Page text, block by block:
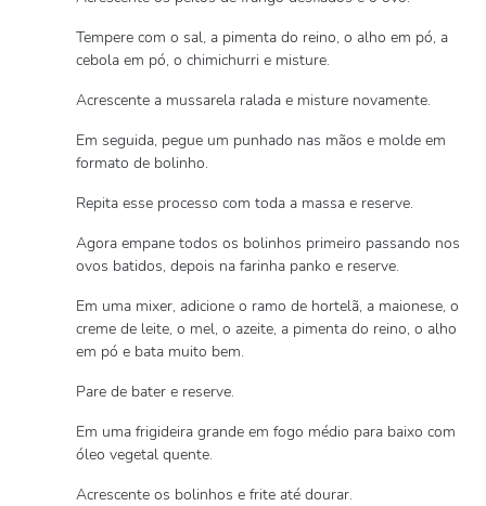
Tempere com o sal, a pimenta do reino, o alho em pó, a
cebola em pó, o chimichurri e misture.
Acrescente a mussarela ralada e misture novamente.
Em seguida, pegue um punhado nas mãos e molde em
formato de bolinho.
Repita esse processo com toda a massa e reserve.
Agora empane todos os bolinhos primeiro passando nos
ovos batidos, depois na farinha panko e reserve.
Em uma mixer, adicione o ramo de hortelã, a maionese, o
creme de leite, o mel, o azeite, a pimenta do reino, o alho
em pó e bata muito bem.
Pare de bater e reserve.
Em uma frigideira grande em fogo médio para baixo com
óleo vegetal quente.
Acrescente os bolinhos e frite até dourar.